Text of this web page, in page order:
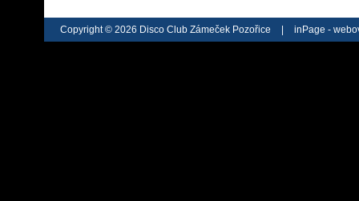
Copyright © 2026 Disco Club Zámeček Pozořice | inPage -